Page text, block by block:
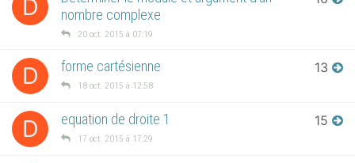
D
nombre complexe
20 oct. 2015 à 07:19
D forme cartésienne
18 oct. 2015 à 12:58
13
D equation de droite 1
17 oct. 2015 à 17:29
15